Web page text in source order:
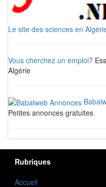
Le site des sciences en
Vous cherchez un emploi?
Algérie
Petites annonces gratuites
Rubriques
Accueil